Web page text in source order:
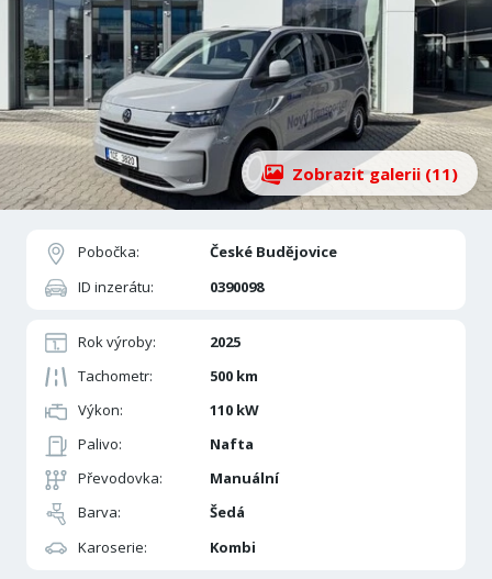
Pobočka:
České Budějovice
ID inzerátu:
0390098
Rok výroby:
2025
Tachometr:
500 km
Výkon:
110 kW
Palivo:
Nafta
Převodovka:
Manuální
Barva:
Šedá
Karoserie:
Kombi
Zobrazit galerii (11)